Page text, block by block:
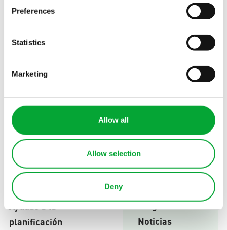
Preferences
Statistics
Marketing
Allow all
Allow selection
Deny
Tecnología de
Red de calefacción
Protección contra
incendios y sistemas
de rociadores
Todas las aplicaciones
Cooling technology for
data center providers
Sector sanitario
Edificios comerciales
Todos los sectores
SERVICIO
Base de conocimientos
Ayudas a la
planificación
Blog
Noticias